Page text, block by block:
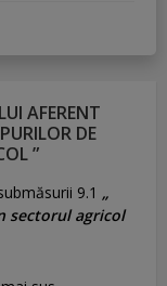
AFERENT
DE
”
9.1 „
sectorul agricol